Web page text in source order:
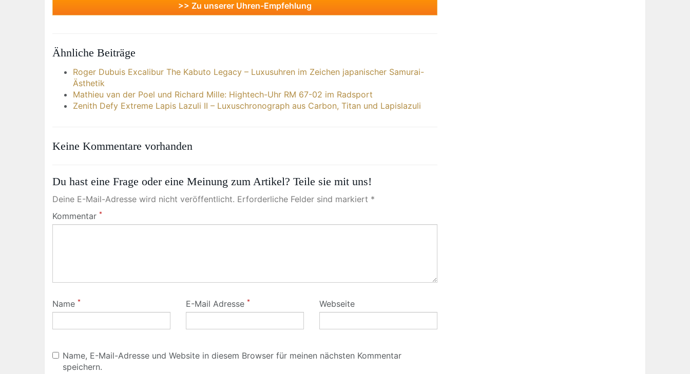
>> Zu unserer Uhren-Empfehlung
Ähnliche Beiträge
Roger Dubuis Excalibur The Kabuto Legacy – Luxusuhren im Zeichen japanischer Samurai-
Ästhetik
Mathieu van der Poel und Richard Mille: Hightech-Uhr RM 67-02 im Radsport
Zenith Defy Extreme Lapis Lazuli II – Luxuschronograph aus Carbon, Titan und Lapislazuli
Keine Kommentare vorhanden
Du hast eine Frage oder eine Meinung zum Artikel? Teile sie mit uns!
Deine E-Mail-Adresse wird nicht veröffentlicht. Erforderliche Felder sind markiert *
Kommentar *
Name * E-Mail Adresse * Webseite
Name, E-Mail-Adresse und Website in diesem Browser für meinen nächsten Kommentar
speichern.